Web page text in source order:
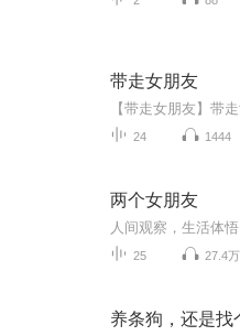
带走女朋友
【带走女朋友】带
24 1444
两个女朋友
25 27.4万
养条狗，还是找